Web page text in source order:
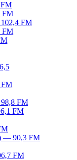
FM
FM
FM
FM
FM
FM
— 90,3 FM
FM